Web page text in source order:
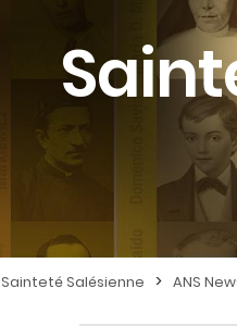
Sainteté Salésienne > ANS